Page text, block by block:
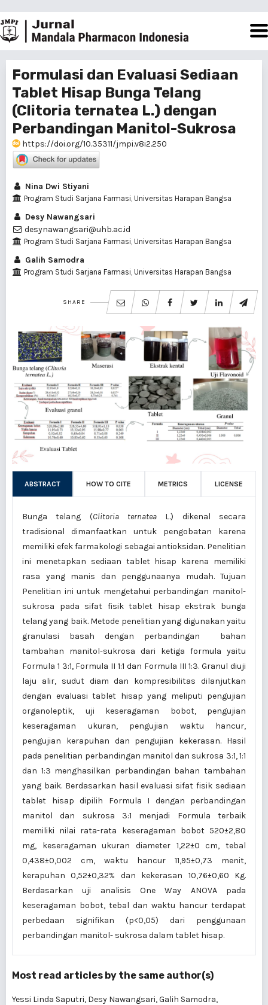
Formulasi dan Evaluasi Sediaan
Tablet Hisap Bunga Telang
(Clitoria ternatea L.) dengan
Perbandingan Manitol-Sukrosa
https://doi.org/10.35311/jmpi.v8i2.250
Nina Dwi Stiyani
Program Studi Sarjana Farmasi, Universitas Harapan Bangsa
Desy Nawangsari
desynawangsari@uhb.ac.id
Program Studi Sarjana Farmasi, Universitas Harapan Bangsa
Galih Samodra
Program Studi Sarjana Farmasi, Universitas Harapan Bangsa
SHARE
ABSTRACT HOW TO CITE METRICS LICENSE
Bunga telang (Clitoria ternatea L.) dikenal secara
tradisional dimanfaatkan untuk pengobatan karena
memiliki efek farmakologi sebagai antioksidan. Penelitian
ini menetapkan sediaan tablet hisap karena memiliki
rasa yang manis dan penggunaanya mudah. Tujuan
Penelitian ini untuk mengetahui perbandingan manitol-
sukrosa pada sifat fisik tablet hisap ekstrak bunga
telang yang baik. Metode penelitian yang digunakan yaitu
granulasi basah dengan perbandingan bahan
tambahan manitol-sukrosa dari ketiga formula yaitu
Formula 1 3:1, Formula II 1:1 dan Formula III 1:3. Granul diuji
laju alir, sudut diam dan kompresibilitas dilanjutkan
dengan evaluasi tablet hisap yang meliputi pengujian
organoleptik, uji keseragaman bobot, pengujian
keseragaman ukuran, pengujian waktu hancur,
pengujian kerapuhan dan pengujian kekerasan. Hasil
pada penelitian perbandingan manitol dan sukrosa 3:1, 1:1
dan 1:3 menghasilkan perbandingan bahan tambahan
yang baik. Berdasarkan hasil evaluasi sifat fisik sediaan
tablet hisap dipilih Formula I dengan perbandingan
manitol dan sukrosa 3:1 menjadi Formula terbaik
memiliki nilai rata-rata keseragaman bobot 520±2,80
mg, keseragaman ukuran diameter 1,22±0 cm, tebal
0,438±0,002 cm, waktu hancur 11,95±0,73 menit,
kerapuhan 0,52±0,32% dan kekerasan 10,76±0,60 Kg.
Berdasarkan uji analisis One Way ANOVA pada
keseragaman bobot, tebal dan waktu hancur terdapat
perbedaan signifikan (p<0,05) dari penggunaan
perbandingan manitol- sukrosa dalam tablet hisap.
Most read articles by the same author(s)
Yessi Linda Saputri, Desy Nawangsari, Galih Samodra,